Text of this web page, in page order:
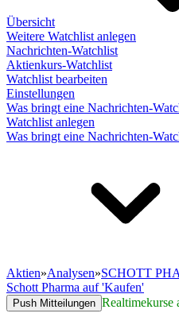
Übersicht
Weitere Watchlist anlegen
Nachrichten-Watchlist
Aktienkurs-Watchlist
Watchlist bearbeiten
Einstellungen
Was bringt eine Nachrichten-
Watchlist anlegen
Was bringt eine Nachrichten-
Aktien»Analysen»SCHOTT
Schott Pharma auf 'Kaufen'
Push Mitteilungen Realtimekurse